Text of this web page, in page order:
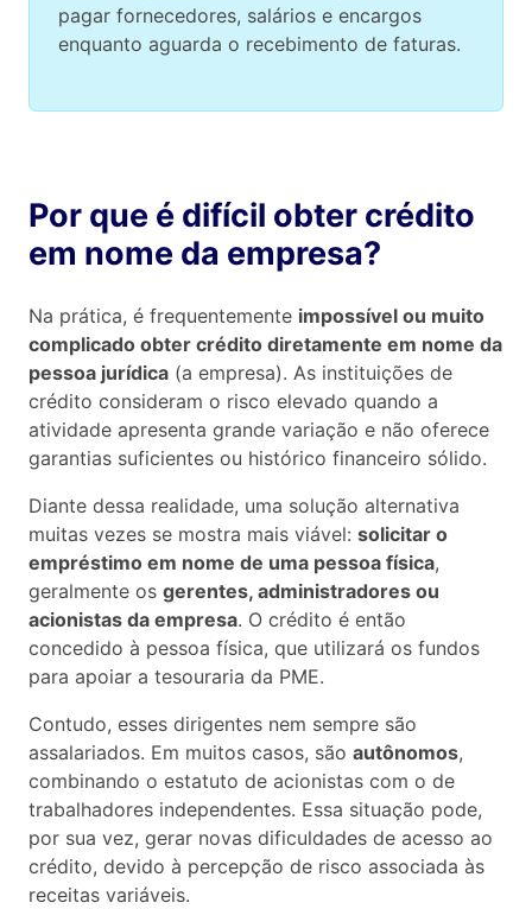
pagar fornecedores, salários e encargos
enquanto aguarda o recebimento de faturas.
Por que é difícil obter crédito
em nome da empresa?
Na prática, é frequentemente impossível ou muito
complicado obter crédito diretamente em nome da
pessoa jurídica (a empresa). As instituições de
crédito consideram o risco elevado quando a
atividade apresenta grande variação e não oferece
garantias suficientes ou histórico financeiro sólido.
Diante dessa realidade, uma solução alternativa
muitas vezes se mostra mais viável: solicitar o
empréstimo em nome de uma pessoa física,
geralmente os gerentes, administradores ou
acionistas da empresa. O crédito é então
concedido à pessoa física, que utilizará os fundos
para apoiar a tesouraria da PME.
Contudo, esses dirigentes nem sempre são
assalariados. Em muitos casos, são autônomos,
combinando o estatuto de acionistas com o de
trabalhadores independentes. Essa situação pode,
por sua vez, gerar novas dificuldades de acesso ao
crédito, devido à percepção de risco associada às
receitas variáveis.